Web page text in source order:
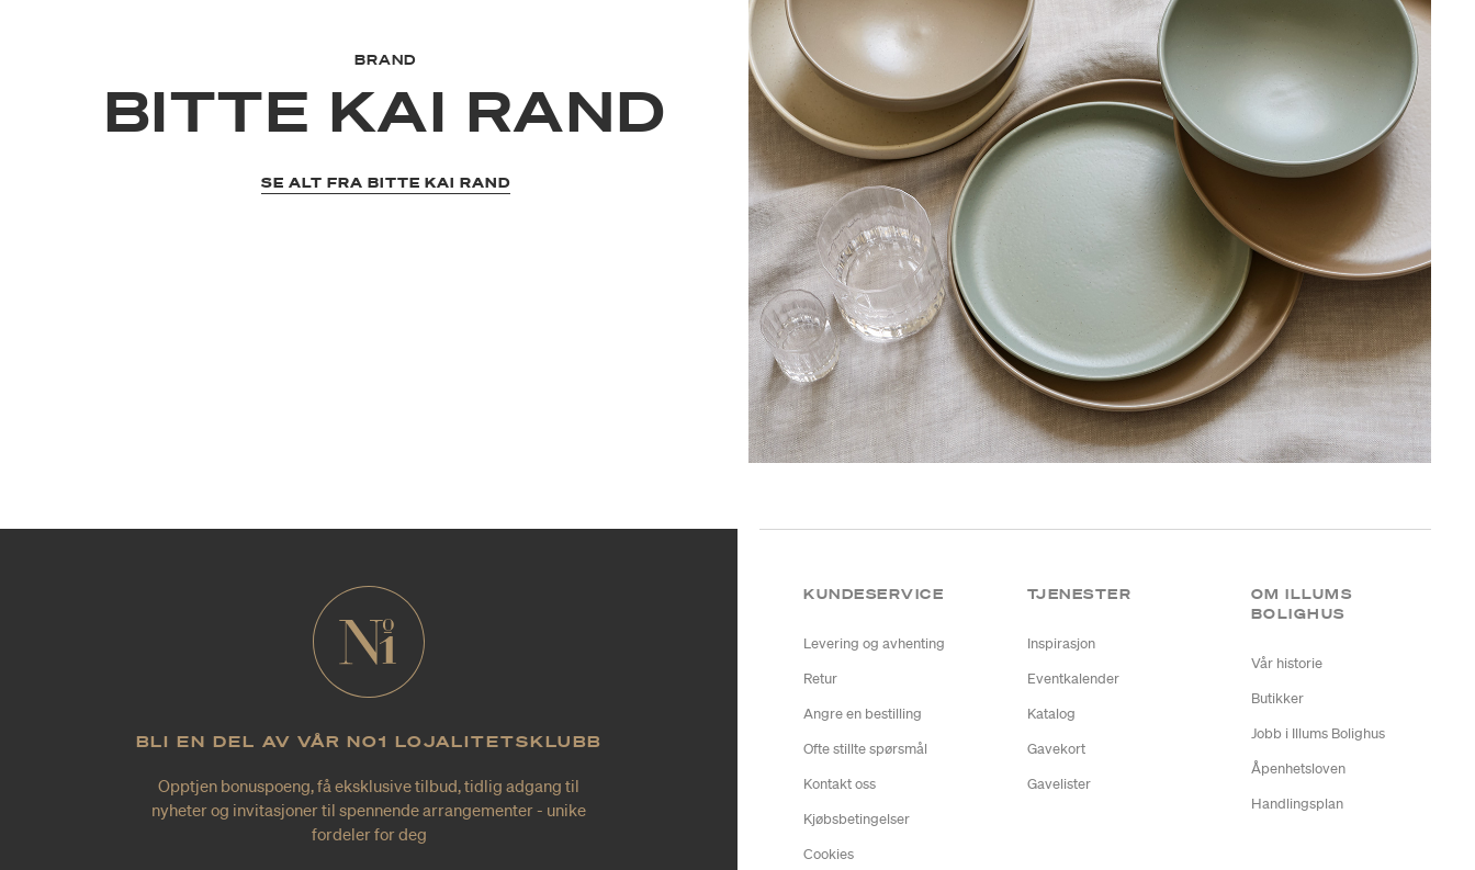
BRAND
BITTE KAI RAND
SE ALT FRA BITTE KAI RAND
BLI EN DEL AV VÅR NO1 LOJALITETSKLUBB
Opptjen bonuspoeng, få eksklusive tilbud, tidlig adgang til
nyheter og invitasjoner til spennende arrangementer - unike
fordeler for deg
KUNDESERVICE
Levering og avhenting
Retur
Angre en bestilling
Ofte stillte spørsmål
Kontakt oss
Kjøbsbetingelser
Cookies
TJENESTER
Inspirasjon
Eventkalender
Katalog
Gavekort
Gavelister
OM ILLUMS
BOLIGHUS
Vår historie
Butikker
Jobb i Illums Bolighus
Åpenhetsloven
Handlingsplan